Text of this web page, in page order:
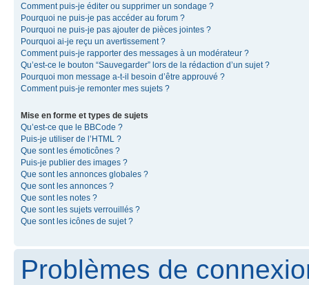
Comment puis-je éditer ou supprimer un sondage ?
Pourquoi ne puis-je pas accéder au forum ?
Pourquoi ne puis-je pas ajouter de pièces jointes ?
Pourquoi ai-je reçu un avertissement ?
Comment puis-je rapporter des messages à un modérateur ?
Qu’est-ce le bouton “Sauvegarder” lors de la rédaction d’un sujet ?
Pourquoi mon message a-t-il besoin d’être approuvé ?
Comment puis-je remonter mes sujets ?
Mise en forme et types de sujets
Qu’est-ce que le BBCode ?
Puis-je utiliser de l’HTML ?
Que sont les émoticônes ?
Puis-je publier des images ?
Que sont les annonces globales ?
Que sont les annonces ?
Que sont les notes ?
Que sont les sujets verrouillés ?
Que sont les icônes de sujet ?
Problèmes de